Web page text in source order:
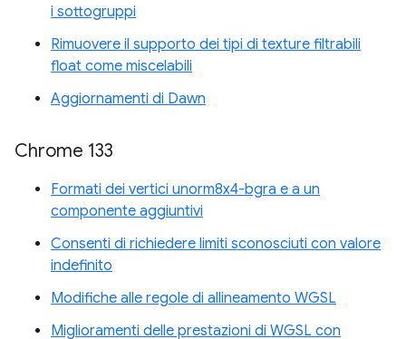
i sottogruppi
Rimuovere il supporto dei tipi di texture filtrabili
float come miscelabili
Aggiornamenti di Dawn
Chrome 133
Formati dei vertici unorm8x4-bgra e a un
componente aggiuntivi
Consenti di richiedere limiti sconosciuti con valore
indefinito
Modifiche alle regole di allineamento WGSL
Miglioramenti delle prestazioni di WGSL con